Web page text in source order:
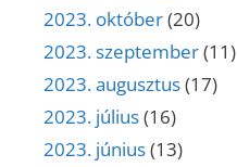
2023. október(20)
2023. szeptember(11)
2023. augusztus(17)
2023. július(16)
2023. június(13)